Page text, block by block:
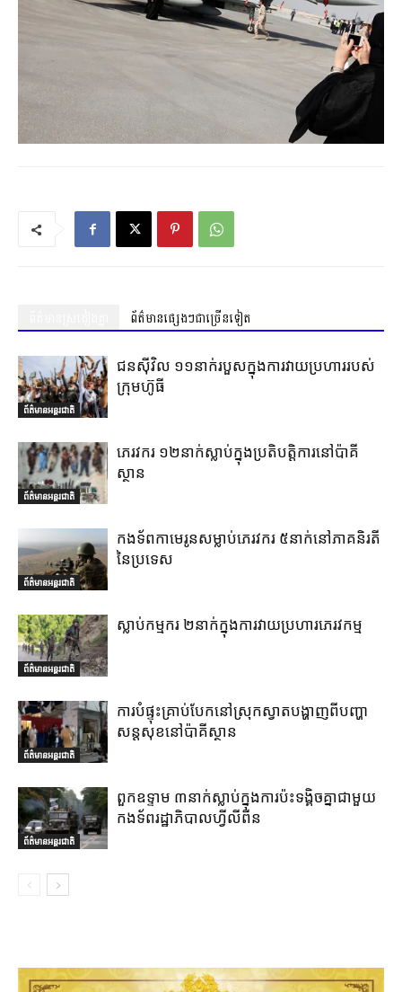
ព័ត៌មានផ្សេងៗជាច្រើនទៀត
ព័ត៌មានអន្តរជាតិ
ជនស៊ីវិល ១១នាក់របួសក្នុងការវាយប្រហាររបស់
ក្រុមហ៊ូធី
ព័ត៌មានអន្តរជាតិ
ភេរវករ ១២នាក់ស្លាប់ក្នុងប្រតិបត្តិការនៅប៉ាគី
ស្ថាន
ព័ត៌មានអន្តរជាតិ
កងទ័ពកាមេរូនសម្លាប់ភេរវករ ៥នាក់នៅភាគនិរតី
នៃប្រទេស
ព័ត៌មានអន្តរជាតិ
ស្លាប់កម្មករ ២នាក់ក្នុងការវាយប្រហារភេរវកម្ម
ព័ត៌មានអន្តរជាតិ
ការបំផ្ទុះគ្រាប់បែកនៅស្រុកស្វាតបង្ហាញពីបញ្ហា
សន្តសុខនៅប៉ាគីស្ថាន
ព័ត៌មានអន្តរជាតិ
ពួកឧទ្ទាម ៣នាក់ស្លាប់ក្នុងការប៉ះទង្គិចគ្នាជាមួយ
កងទ័ពរដ្ឋាភិបាលហ្វីលីពីន